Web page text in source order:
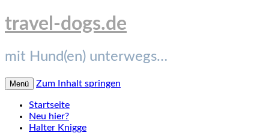
travel-dogs.de
mit Hund(en) unterwegs…
Menü Zum Inhalt springen
Startseite
Neu hier?
Halter Knigge